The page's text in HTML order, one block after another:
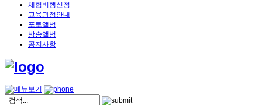
체험비행신청
교육과정안내
포토앨범
방송앨범
공지사항